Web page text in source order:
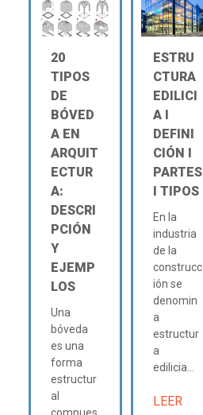
20
TIPOS
DE
BÓVED
A EN
ARQUIT
ECTUR
A:
DESCRI
PCIÓN
Y
EJEMP
LOS
Una
bóveda
es una
forma
estructur
al
ESTRU
CTURA
EDILICI
A Ι
DEFINI
CIÓN Ι
PARTES
Ι TIPOS
En la
industria
de la
construcc
ión se
denomin
a
estructur
a
edilicia...
LEER